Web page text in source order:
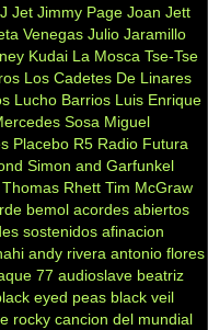
Jet Jimmy Page Joan Jett
Venegas Julio Jaramillo
Kudai La Mosca Tse-Tse
Los Cadetes De Linares
Lucho Barrios Luis Enrique
Sosa Miguel
Placebo R5 Radio Futura
Simon and Garfunkel
Thomas Rhett Tim McGraw
bemol acordes abiertos
sostenidos afinacion
andy rivera antonio flores
77 audioslave beatriz
eyed peas black veil
rocky cancion del mundial